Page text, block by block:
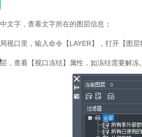
文字，查看文字所在的图层信息；
视口里，输入命令【LAYER】，打开【图
，查看【视口冻结】属性，如冻结需要解冻